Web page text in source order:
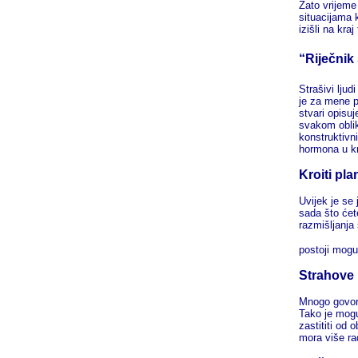
Zato
situacijama
izišli na kraj
“Riječnik
Strašivi ljudi
je za mene
stvari
svakom
hormona u
Kroiti
Uvijek je se
sada što
razmišljanja
postoji
Mnogo
Tako je
zastititi od
mora više